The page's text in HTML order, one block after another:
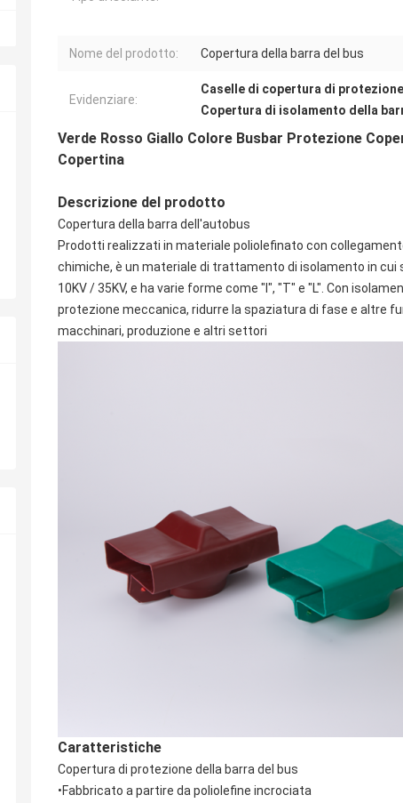
Nome del prodotto: Copertura della barra del bus
Evidenziare:
Caselle di copertura di
Copertura di isolamento della
Verde Rosso Giallo Colore Busbar Protezione
Copertina
Descrizione del prodotto
Copertura della barra dell'autobus
Prodotti realizzati in materiale poliolefinato con
chimiche, è un materiale di trattamento di isolamento in cui
10KV / 35KV, e ha varie forme come "I", "T" e "L". Con
protezione meccanica, ridurre la spaziatura di fase e altre
macchinari, produzione e altri settori
Caratteristiche
Copertura di protezione della barra del bus
•Fabbricato a partire da poliolefine incrociata